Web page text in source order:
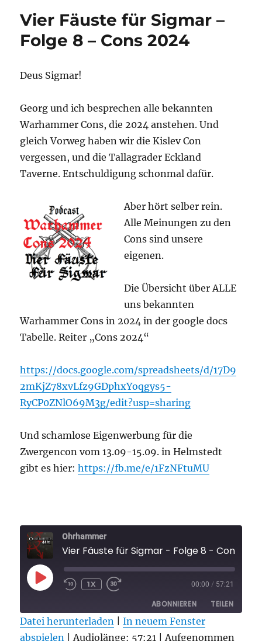
Sigmar
Folge
Vor-
unserer
Träume
Vier Fäuste für Sigmar –
Folge 8 – Cons 2024
Deus Sigmar!
Georg und ich besprechen alle bekannten
Warhammer Cons, die 2024 anstehen. Und
gleich Vorweg haben wir die Kislev Con
vergessen, und die Tallagrader Eckland
Taverne. Entschuldigung schonmal dafür.
Aber hört selber rein.
Alle Meinungen zu den
Cons sind unsere
eigenen.
Die Übersicht über ALLE
uns bekannten
Warhammer Cons in 2024 in der google docs
Tabelle. Reiter „Cons 2024“
https://docs.google.com/spreadsheets/d/17D9
2mKjZ78xvLfz9GDphxYoqgys5-
RyCP0ZNlO69M3g/edit?usp=sharing
Und schamlose Eigenwerbung für die
Zwergencon vom 13.09-15.09. in Helmstedt
gibt es hier:https://fb.me/e/1FzNFtuMU
Ohrhammer
Vier Fäuste für Sigmar - Folge 8 - Cons
PLAY
EPISODE
1X 00:00 / 57:21
ABONNIEREN TEILEN
TEILEN
Datei herunterladen |In neuem Fenster
abspielen |Audiolänge: 57:21 |Aufgenommen